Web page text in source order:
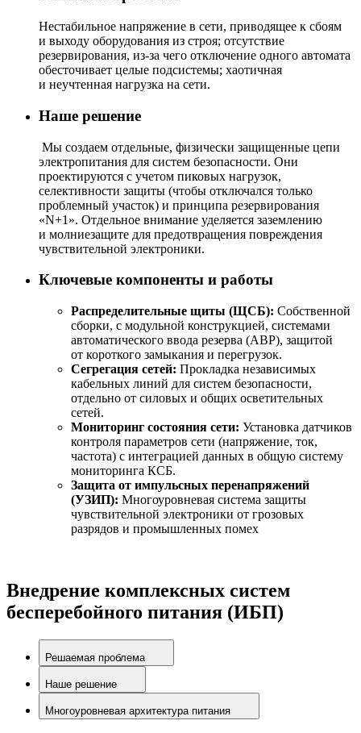
Нестабильное напряжение в сети, приводящее к сбоям
и выходу оборудования из строя; отсутствие
резервирования, из-за чего отключение одного автомата
обесточивает целые подсистемы; хаотичная
и неучтенная нагрузка на сети.
Наше решение
Мы создаем отдельные, физически защищенные цепи
электропитания для систем безопасности. Они
проектируются с учетом пиковых нагрузок,
селективности защиты (чтобы отключался только
проблемный участок) и принципа резервирования
«N+1». Отдельное внимание уделяется заземлению
и молниезащите для предотвращения повреждения
чувствительной электроники.
Ключевые компоненты и работы
Распределительные щиты (ЩСБ): Собственной
сборки, с модульной конструкцией, системами
автоматического ввода резерва (АВР), защитой
от короткого замыкания и перегрузок.
Сегрегация сетей: Прокладка независимых
кабельных линий для систем безопасности,
отдельно от силовых и общих осветительных
сетей.
Мониторинг состояния сети: Установка датчиков
контроля параметров сети (напряжение, ток,
частота) с интеграцией данных в общую систему
мониторинга КСБ.
Защита от импульсных перенапряжений
(УЗИП): Многоуровневая система защиты
чувствительной электроники от грозовых
разрядов и промышленных помех
Внедрение комплексных систем
бесперебойного питания (ИБП)
Решаемая проблема
Наше решение
Многоуровневая архитектура питания